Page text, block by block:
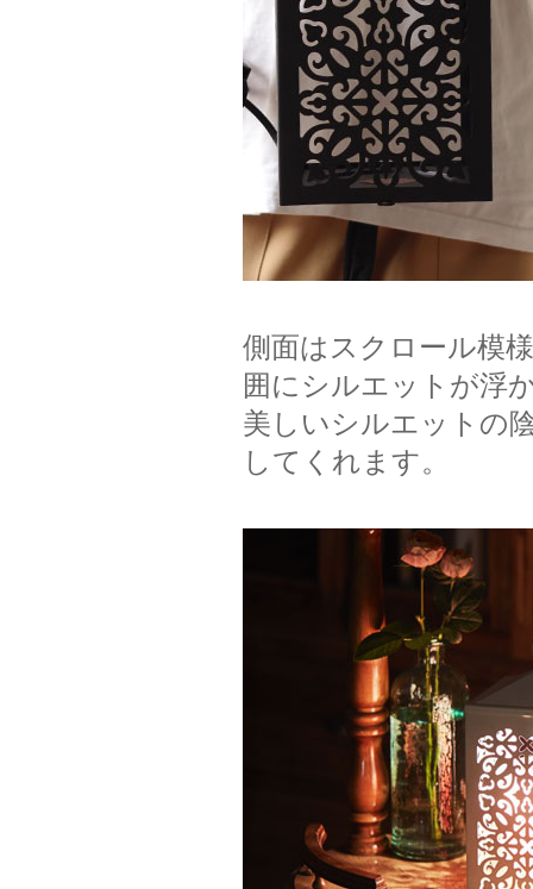
側面はスクロール模
囲にシルエットが浮
美しいシルエットの
してくれます。